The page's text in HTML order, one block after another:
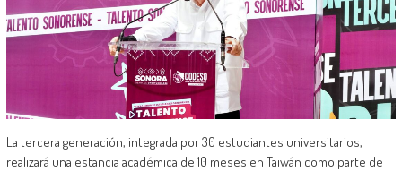
La tercera generación, integrada por 30 estudiantes universitarios,
realizará una estancia académica de 10 meses en Taiwán como parte de